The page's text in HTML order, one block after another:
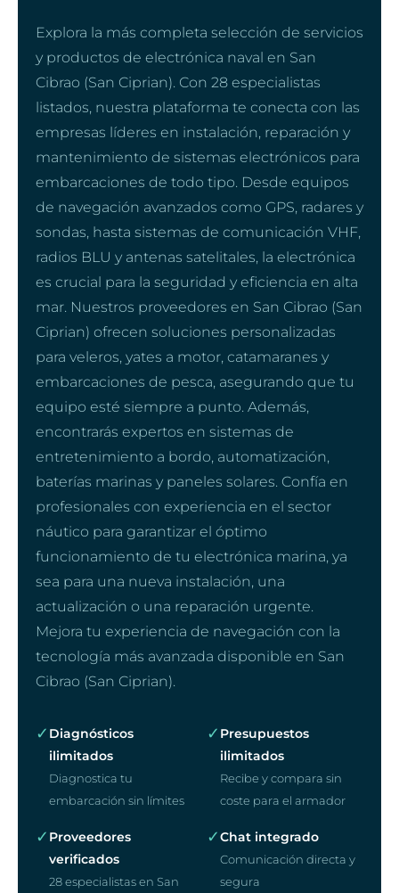
Explora la más completa selección de servicios
y productos de electrónica naval en San
Cibrao (San Ciprian). Con 28 especialistas
listados, nuestra plataforma te conecta con las
empresas líderes en instalación, reparación y
mantenimiento de sistemas electrónicos para
embarcaciones de todo tipo. Desde equipos
de navegación avanzados como GPS, radares y
sondas, hasta sistemas de comunicación VHF,
radios BLU y antenas satelitales, la electrónica
es crucial para la seguridad y eficiencia en alta
mar. Nuestros proveedores en San Cibrao (San
Ciprian) ofrecen soluciones personalizadas
para veleros, yates a motor, catamaranes y
embarcaciones de pesca, asegurando que tu
equipo esté siempre a punto. Además,
encontrarás expertos en sistemas de
entretenimiento a bordo, automatización,
baterías marinas y paneles solares. Confía en
profesionales con experiencia en el sector
náutico para garantizar el óptimo
funcionamiento de tu electrónica marina, ya
sea para una nueva instalación, una
actualización o una reparación urgente.
Mejora tu experiencia de navegación con la
tecnología más avanzada disponible en San
Cibrao (San Ciprian).
✓ Diagnósticos
ilimitados
Diagnostica tu
embarcación sin límites
✓ Presupuestos
ilimitados
Recibe y compara sin
coste para el armador
✓ Proveedores
verificados
28 especialistas en San
✓Chat integrado
Comunicación directa y
segura